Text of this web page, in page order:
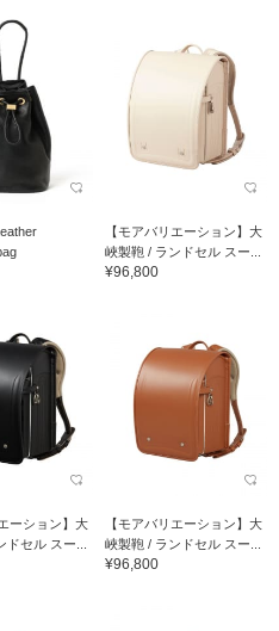
【モアバリエーション】大
峽製鞄 / ランドセル スー...
¥96,800
ーション】大
ドセル スー...
【モアバリエーション】大
峽製鞄 / ランドセル スー...
¥96,800